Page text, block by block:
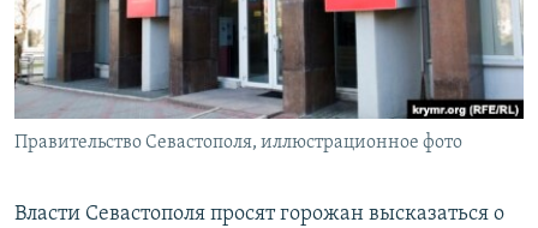
ПОБЕДИТЕЛЕЙ НЕ СУДЯТ?
КРЫМ.НЕПОКОРЕННЫЙ
ELIFBE
УКРАИНСКАЯ ПРОБЛЕМА КРЫМА
ПРИСОЕДИНЯЙТЕСЬ!
Правительство Севастополя, иллюстрационное фото
Власти Севастополя просят горожан высказаться о